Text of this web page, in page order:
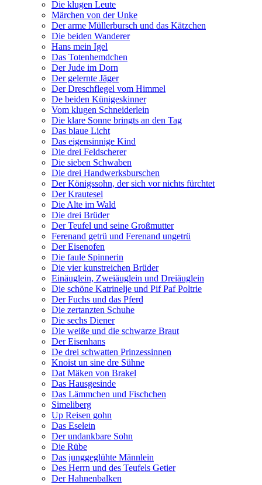
Die klugen Leute
Märchen von der Unke
Der arme Müllerbursch und das Kätzchen
Die beiden Wanderer
Hans mein Igel
Das Totenhemdchen
Der Jude im Dorn
Der gelernte Jäger
Der Dreschflegel vom Himmel
De beiden Künigeskinner
Vom klugen Schneiderlein
Die klare Sonne bringts an den Tag
Das blaue Licht
Das eigensinnige Kind
Die drei Feldscherer
Die sieben Schwaben
Die drei Handwerksburschen
Der Königssohn, der sich vor nichts fürchtet
Der Krautesel
Die Alte im Wald
Die drei Brüder
Der Teufel und seine Großmutter
Ferenand getrü und Ferenand ungetrü
Der Eisenofen
Die faule Spinnerin
Die vier kunstreichen Brüder
Einäuglein, Zweiäuglein und Dreiäuglein
Die schöne Katrinelje und Pif Paf Poltrie
Der Fuchs und das Pferd
Die zertanzten Schuhe
Die sechs Diener
Die weiße und die schwarze Braut
Der Eisenhans
De drei schwatten Prinzessinnen
Knoist un sine dre Sühne
Dat Mäken von Brakel
Das Hausgesinde
Das Lämmchen und Fischchen
Simeliberg
Up Reisen gohn
Das Eselein
Der undankbare Sohn
Die Rübe
Das junggeglühte Männlein
Des Herrn und des Teufels Getier
Der Hahnenbalken